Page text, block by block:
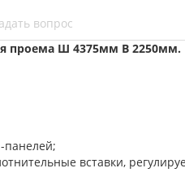
вопрос
проема Ш 4375мм В 2250мм.
панелей;
вставки,